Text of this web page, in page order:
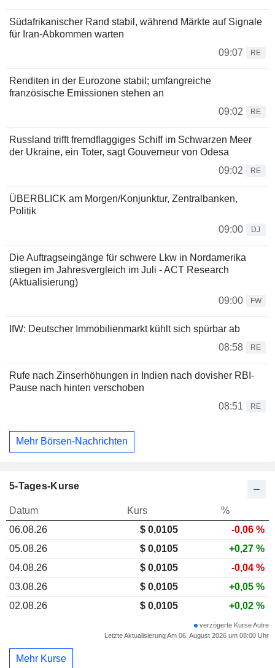
Südafrikanischer Rand stabil, während Märkte auf Signale
für Iran-Abkommen warten
09:07
RE
Renditen in der Eurozone stabil; umfangreiche
französische Emissionen stehen an
09:02
RE
Russland trifft fremdflaggiges Schiff im Schwarzen Meer
der Ukraine, ein Toter, sagt Gouverneur von Odesa
09:02
RE
ÜBERBLICK am Morgen/Konjunktur, Zentralbanken,
Politik
09:00
DJ
Die Auftragseingänge für schwere Lkw in Nordamerika
stiegen im Jahresvergleich im Juli - ACT Research
(Aktualisierung)
09:00
FW
IfW: Deutscher Immobilienmarkt kühlt sich spürbar ab
08:58
RE
Rufe nach Zinserhöhungen in Indien nach dovisher RBI-
Pause nach hinten verschoben
08:51
RE
Mehr Börsen-Nachrichten
5-Tages-Kurse
Datum Kurs
%
06.08.26
$ 0,0105
-0,06 %
05.08.26
$ 0,0105
+0,27 %
04.08.26
$ 0,0105
-0,04 %
03.08.26
$ 0,0105
+0,05 %
02.08.26
$ 0,0105 +0,02 %
verzögerte Kurse Autre
Letzte Aktualisierung Am 06. August 2026 um 08:00 Uhr
Mehr Kurse